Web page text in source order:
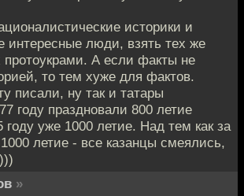
историки и
интересные люди, взять тех же
протоукрами. А если факты не
то тем хуже для фактов.
писали, ну так и татары
году праздновали 800 летие
году уже 1000 летие. Над тем как за
летие - все казанцы смеялись,
»